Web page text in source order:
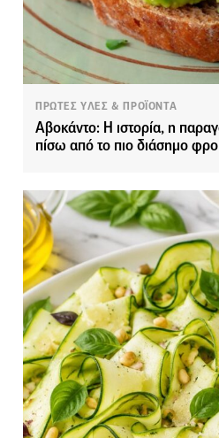
ΠΡΩΤΕΣ ΥΛΕΣ & ΠΡΟΪΟΝΤΑ
Αβοκάντο: Η ιστορία, η
πίσω από το πιο διάσημο